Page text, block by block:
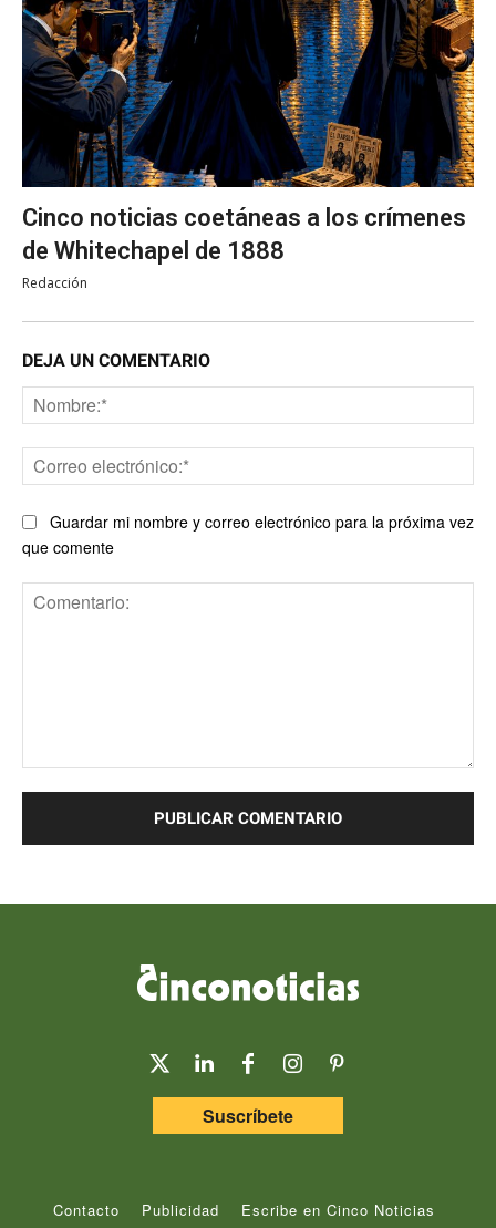
Cinco noticias coetáneas a los crímenes
de Whitechapel de 1888
Redacción
DEJA UN COMENTARIO
Guardar mi nombre y correo electrónico para la próxima vez
que comente
Suscríbete
Contacto Publicidad Escribe en Cinco Noticias